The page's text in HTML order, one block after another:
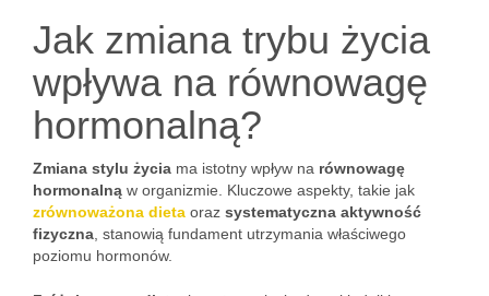
Jak zmiana trybu życia
wpływa na równowagę
hormonalną?
Zmiana stylu życia ma istotny wpływ na równowagę
hormonalną w organizmie. Kluczowe aspekty, takie jak
zrównoważona dieta oraz systematyczna aktywność
fizyczna , stanowią fundament utrzymania właściwego
poziomu hormonów.